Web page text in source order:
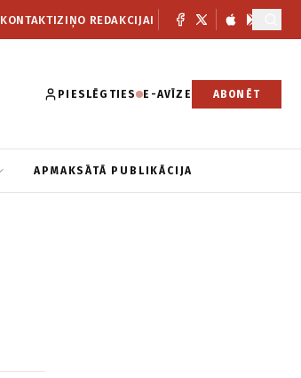
KONTAKTIZIŅO REDAKCIJAI
PIESLĒGTIES E-AVĪZE ABONĒT
APMAKSĀTĀ PUBLIKĀCIJA